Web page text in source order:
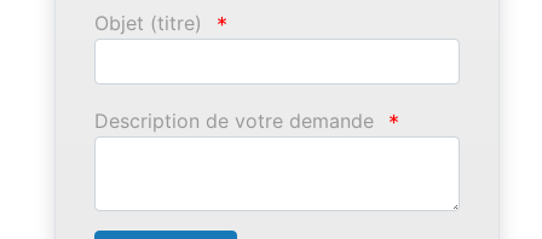
Objet (titre) *
Description de votre demande *